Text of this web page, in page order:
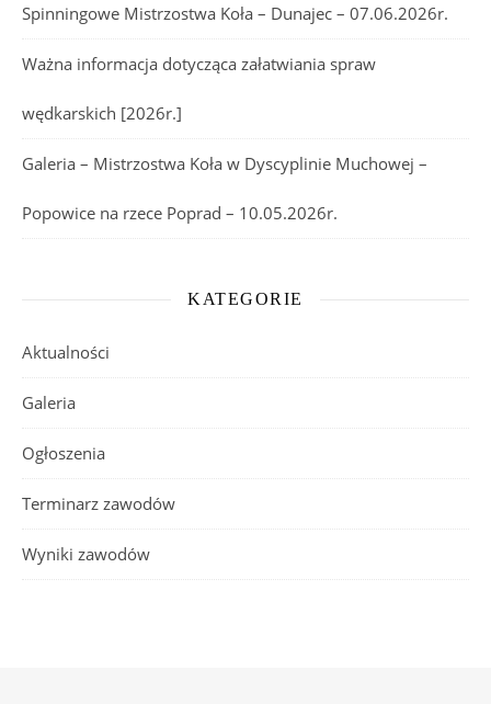
Spinningowe Mistrzostwa Koła – Dunajec – 07.06.2026r.
Ważna informacja dotycząca załatwiania spraw
wędkarskich [2026r.]
Galeria – Mistrzostwa Koła w Dyscyplinie Muchowej –
Popowice na rzece Poprad – 10.05.2026r.
KATEGORIE
Aktualności
Galeria
Ogłoszenia
Terminarz zawodów
Wyniki zawodów